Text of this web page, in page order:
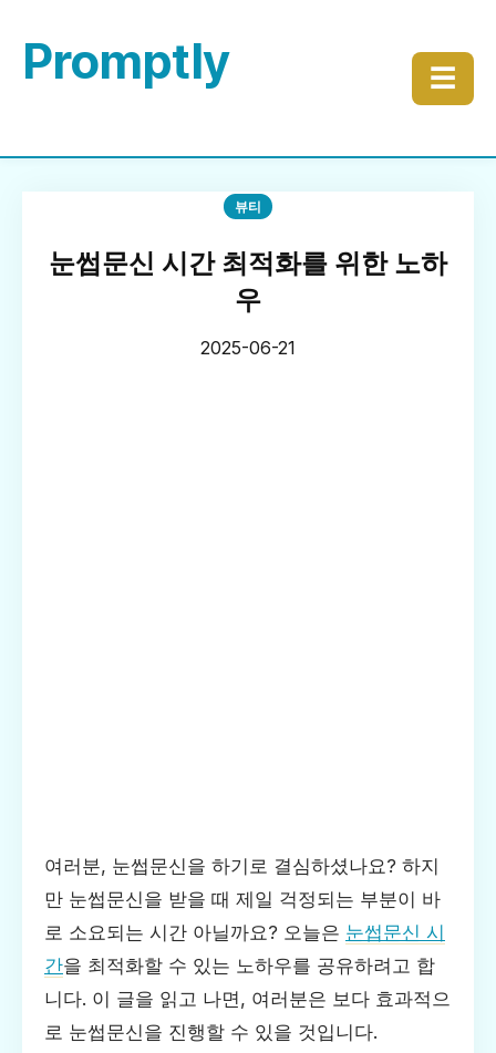
Promptly ☰
뷰티
눈썹문신 시간 최적화를 위한 노하
우
2025-06-21
여러분, 눈썹문신을 하기로 결심하셨나요? 하지
만 눈썹문신을 받을 때 제일 걱정되는 부분이 바
로 소요되는 시간 아닐까요? 오늘은 눈썹문신 시
간을 최적화할 수 있는 노하우를 공유하려고 합
니다. 이 글을 읽고 나면, 여러분은 보다 효과적으
로 눈썹문신을 진행할 수 있을 것입니다.